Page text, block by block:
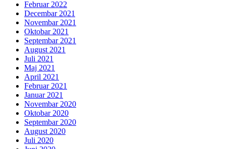
Februar 2022
Decembar 2021
Novembar 2021
Oktobar 2021
Septembar 2021
August 2021
Juli 2021
Maj 2021
April 2021
Februar 2021
Januar 2021
Novembar 2020
Oktobar 2020
Septembar 2020
August 2020
Juli 2020